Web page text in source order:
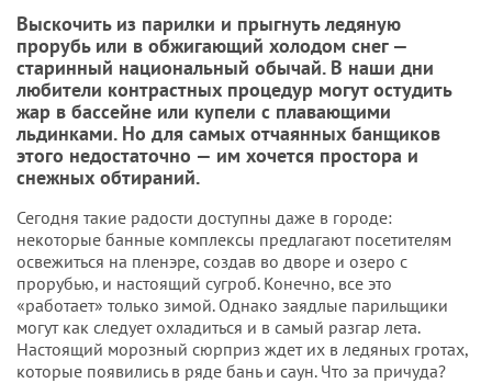
Выскочить из парилки и прыгнуть ледяную
прорубь или в обжигающий холодом снег —
старинный национальный обычай. В наши дни
любители контрастных процедур могут остудить
жар в бассейне или купели с плавающими
льдинками. Но для самых отчаянных банщиков
этого недостаточно — им хочется простора и
снежных обтираний.
Сегодня такие радости доступны даже в городе:
некоторые банные комплексы предлагают посетителям
освежиться на пленэре, создав во дворе и озеро с
прорубью, и настоящий сугроб. Конечно, все это
«работает» только зимой. Однако заядлые парильщики
могут как следует охладиться и в самый разгар лета.
Настоящий морозный сюрприз ждет их в ледяных гротах,
которые появились в ряде бань и саун. Что за причуда?